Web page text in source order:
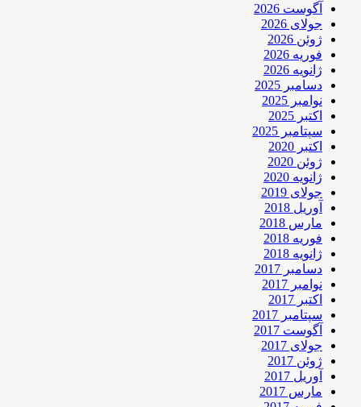
آگوست 2026
جولای 2026
ژوئن 2026
فوریه 2026
ژانویه 2026
دسامبر 2025
نوامبر 2025
اکتبر 2025
سپتامبر 2025
اکتبر 2020
ژوئن 2020
ژانویه 2020
جولای 2019
آوریل 2018
مارس 2018
فوریه 2018
ژانویه 2018
دسامبر 2017
نوامبر 2017
اکتبر 2017
سپتامبر 2017
آگوست 2017
جولای 2017
ژوئن 2017
آوریل 2017
مارس 2017